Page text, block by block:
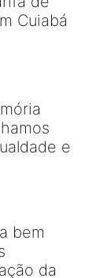
Cuiabá
e
bem
da